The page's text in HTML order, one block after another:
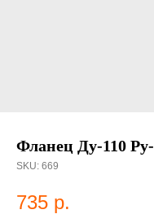
Фланец Ду-110
SKU: 669
735 р.